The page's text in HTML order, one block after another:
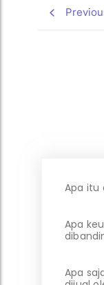
Apa itu
Apa
Apa